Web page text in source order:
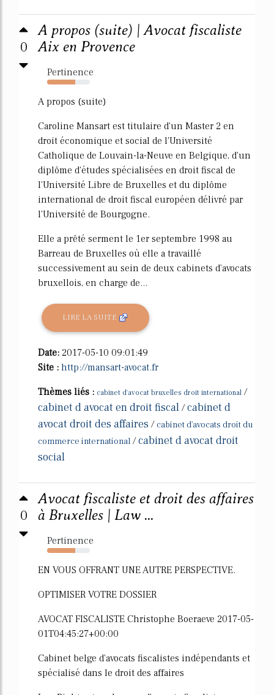
0
A propos (suite) | Avocat fiscaliste
Aix en Provence
Pertinence
66%
A propos (suite)
Caroline Mansart est titulaire d'un Master 2 en
droit économique et social de l'Université
Catholique de Louvain-la-Neuve en Belgique, d'un
diplôme d'études spécialisées en droit fiscal de
l'Université Libre de Bruxelles et du diplôme
international de droit fiscal européen délivré par
l'Université de Bourgogne.
Elle a prêté serment le 1er septembre 1998 au
Barreau de Bruxelles où elle a travaillé
successivement au sein de deux cabinets d'avocats
bruxellois, en charge de...
LIRE LA SUITE
Date: 2017-05-10 09:01:49
Site : http://mansart-avocat.fr
Thèmes liés : cabinet d'avocat bruxelles droit international /
cabinet d avocat en droit fiscal /cabinet d
avocat droit des affaires / cabinet d'avocats droit du
commerce international /cabinet d avocat droit
social
0
Avocat fiscaliste et droit des affaires
à Bruxelles | Law ...
Pertinence
65%
EN VOUS OFFRANT UNE AUTRE PERSPECTIVE.
OPTIMISER VOTRE DOSSIER
AVOCAT FISCALISTE Christophe Boeraeve 2017-05-
01T04:45:27+00:00
Cabinet belge d'avocats fiscalistes indépendants et
spécialisé dans le droit des affaires